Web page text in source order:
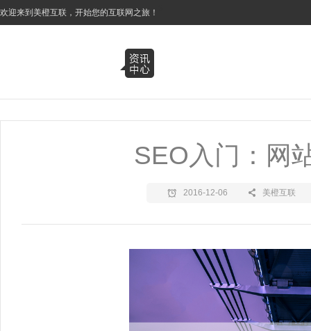
欢迎来到美橙互联，开始您的互联网之旅！
SEO入门：网
2016-12-06 美橙互联